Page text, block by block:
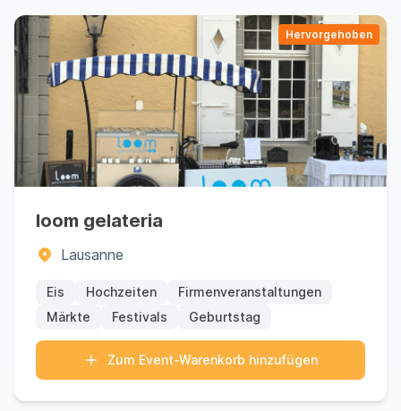
Hervorgehoben
loom gelateria
Lausanne
Eis Hochzeiten
Firmenveranstaltungen
Märkte
Festivals Geburtstag
Zum Event-Warenkorb hinzufügen